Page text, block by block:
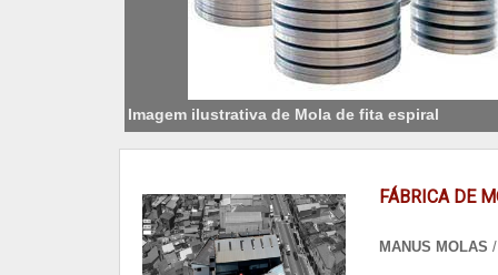
Imagem ilustrativa de Mola de fita espiral
FÁBRICA DE
MANUS MOLAS